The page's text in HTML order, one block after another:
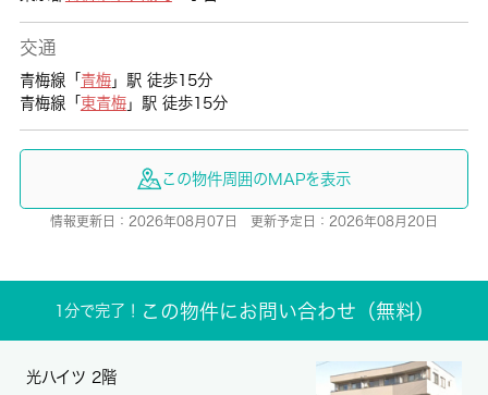
交通
青梅線「 青梅」駅 徒歩15分
青梅線「 東青梅」駅 徒歩15分
この物件周囲のMAPを表示
情報更新日：2026年08月07日 更新予定日：2026年08月20日
1分で完了！ この物件にお問い合わせ（無料）
光ハイツ 2階